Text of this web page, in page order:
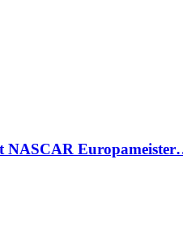
NASCAR